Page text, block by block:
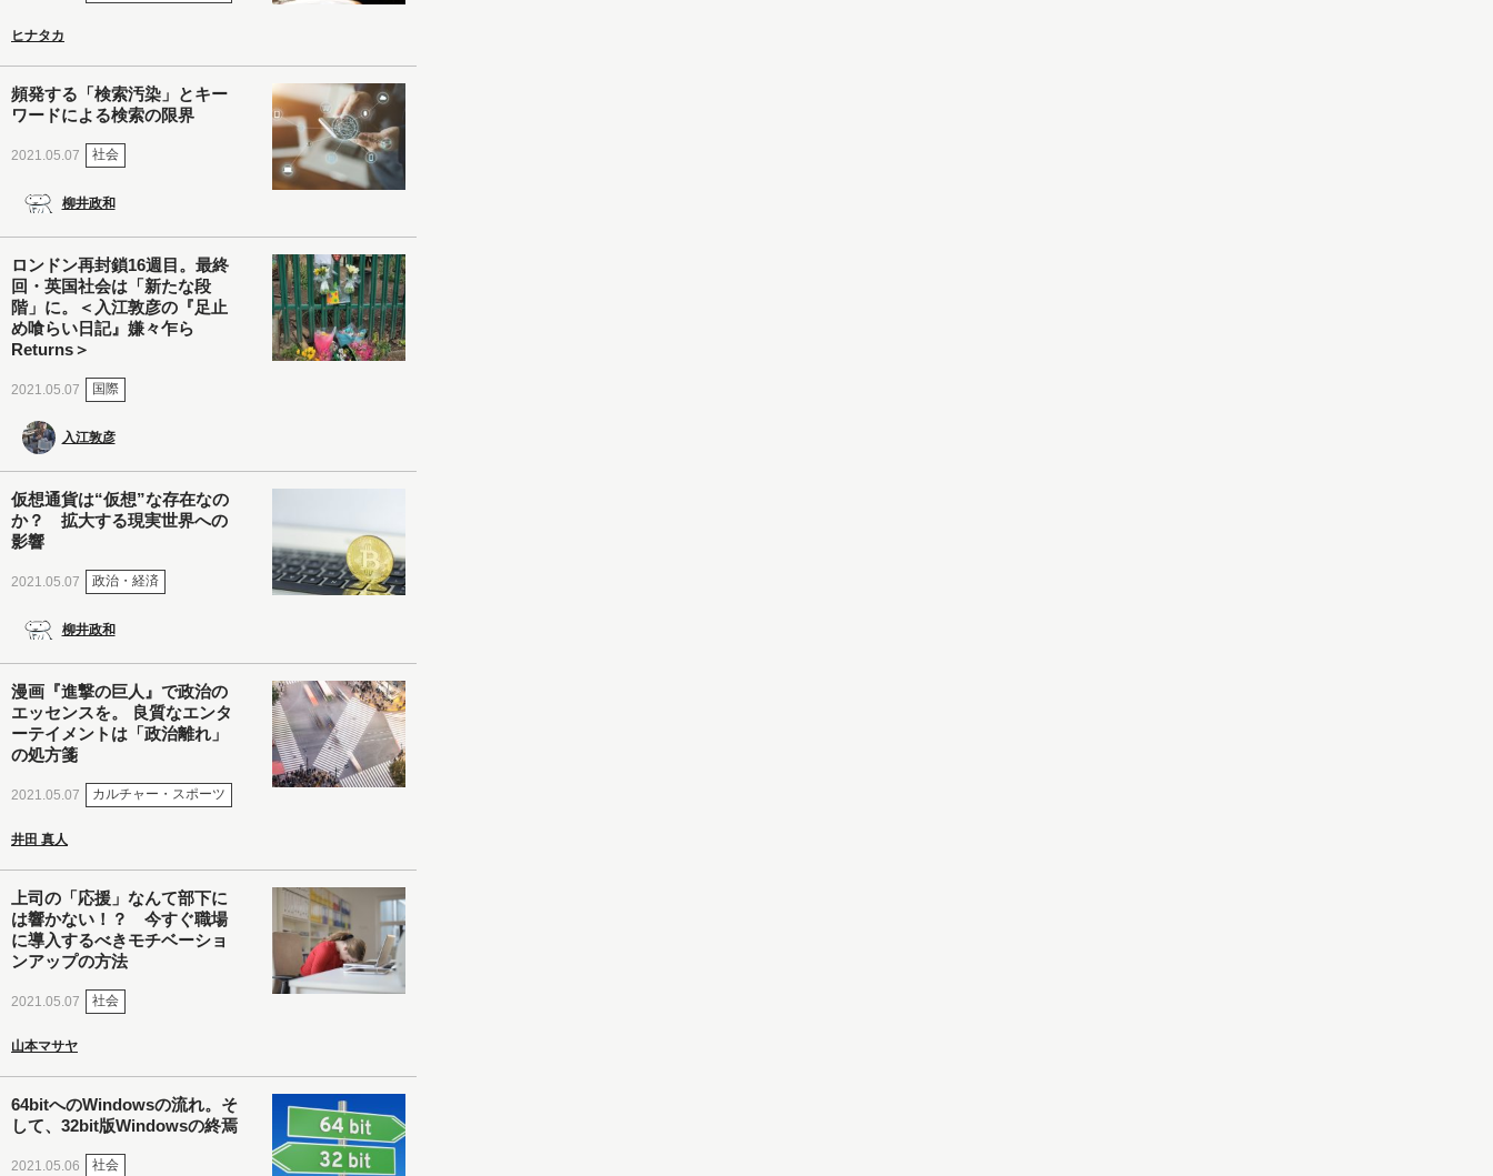
ヒナタカ
頻発する「検索汚染」とキー
ワードによる検索の限界
2021.05.07 社会
柳井政和
ロンドン再封鎖16週目。最終
回・英国社会は「新たな段
階」に。＜入江敦彦の『足止
め喰らい日記』嫌々乍ら
Returns＞
2021.05.07 国際
入江敦彦
仮想通貨は“仮想”な存在なの
か？ 拡大する現実世界への
影響
2021.05.07 政治・経済
柳井政和
漫画『進撃の巨人』で政治の
エッセンスを。 良質なエンタ
ーテイメントは「政治離れ」
の処方箋
2021.05.07 カルチャー・スポーツ
井田 真人
上司の「応援」なんて部下に
は響かない！？ 今すぐ職場
に導入するべきモチベーショ
ンアップの方法
2021.05.07 社会
山本マサヤ
64bitへのWindowsの流れ。そ
して、32bit版Windowsの終焉
2021.05.06 社会